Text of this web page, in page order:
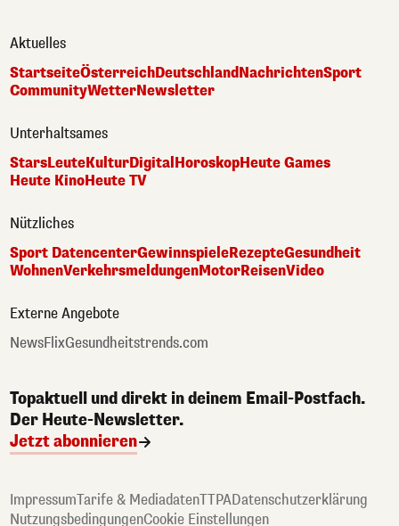
Aktuelles
StartseiteÖsterreichDeutschlandNachrichtenSport
CommunityWetterNewsletter
Unterhaltsames
StarsLeuteKulturDigitalHoroskopHeute Games
Heute KinoHeute TV
Nützliches
Sport DatencenterGewinnspieleRezepteGesundheit
WohnenVerkehrsmeldungenMotorReisenVideo
Externe Angebote
NewsFlixGesundheitstrends.com
Topaktuell und direkt in deinem Email-Postfach.
Der Heute-Newsletter.
Jetzt abonnieren
ImpressumTarife & MediadatenTTPADatenschutzerklärung
NutzungsbedingungenCookie Einstellungen